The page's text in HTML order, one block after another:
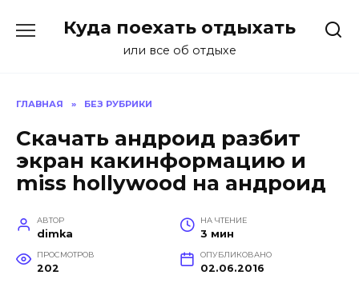
Куда поехать отдыхать
или все об отдыхе
ГЛАВНАЯ » БЕЗ РУБРИКИ
Скачать андроид разбит
экран какинформацию и
miss hollywood на андроид
АВТОР
dimka
НА ЧТЕНИЕ
3 мин
ПРОСМОТРОВ
202
ОПУБЛИКОВАНО
02.06.2016